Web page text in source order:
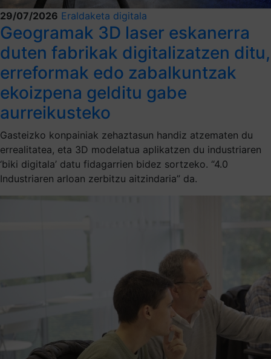
29/07/2026 Eraldaketa digitala
Geogramak 3D laser eskanerra
duten fabrikak digitalizatzen ditu,
erreformak edo zabalkuntzak
ekoizpena gelditu gabe
aurreikusteko
Gasteizko konpainiak zehaztasun handiz atzematen du
errealitatea, eta 3D modelatua aplikatzen du industriaren
‘biki digitala’ datu fidagarrien bidez sortzeko. “4.0
Industriaren arloan zerbitzu aitzindaria” da.